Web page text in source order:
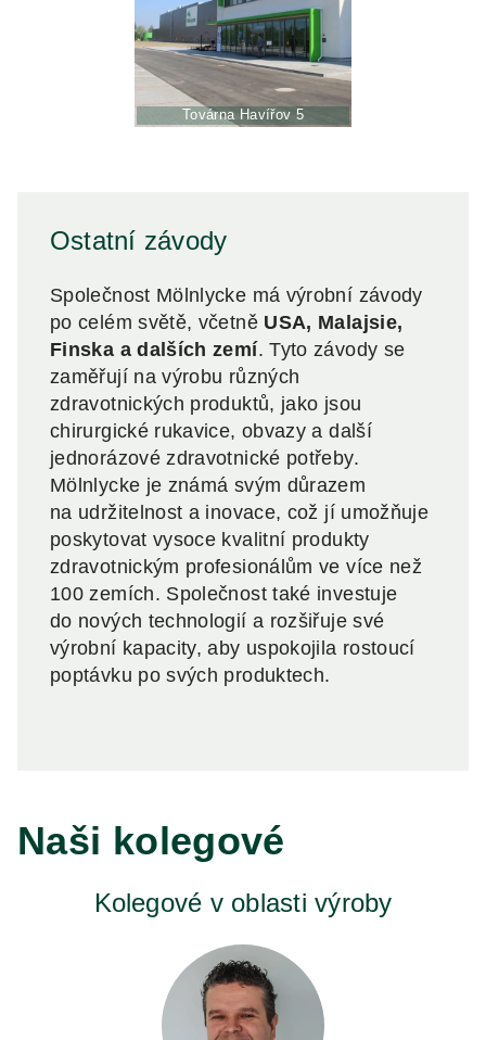
Továrna Havířov 5
Ostatní závody
Společnost Mölnlycke má výrobní závody
po celém světě, včetně USA, Malajsie,
Finska a dalších zemí. Tyto závody se
zaměřují na výrobu různých
zdravotnických produktů, jako jsou
chirurgické rukavice, obvazy a další
jednorázové zdravotnické potřeby.
Mölnlycke je známá svým důrazem
na udržitelnost a inovace, což jí umožňuje
poskytovat vysoce kvalitní produkty
zdravotnickým profesionálům ve více než
100 zemích. Společnost také investuje
do nových technologií a rozšiřuje své
výrobní kapacity, aby uspokojila rostoucí
poptávku po svých produktech.
Naši kolegové
Kolegové v oblasti výroby